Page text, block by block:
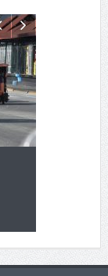
Qué es
cuáles